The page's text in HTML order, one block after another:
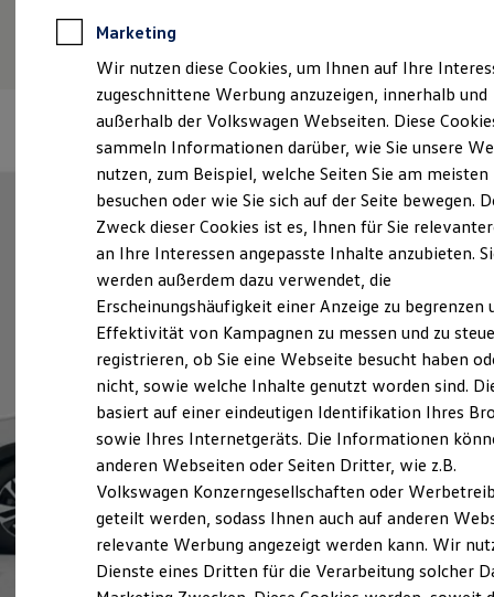
Anpfiff zum Gewinn
Elektroautos
ID. Tutorials
Elektrofahrzeugkonzepte
Reichweite
Reichweite der ID. Modelle
Reichweite im Winter
Laden
Laden unterwegs
Laden Zuhause
Ladezeitensimulator
Batterie
Sicherheit
Garantie und Lebensdauer
Nachhaltigkeit
Technologie
Kosten und Kauf
Verbrauchskosten
Kaufoptionen
E-Auto-Förderung
Software und Konnektivität
Die ID. Software 6
ID. Software Versionen und Updates
Digitale Extras
Schnittstellen zu Ihrem ID.
Marketing
Wir nutzen diese Cookies, um Ihnen auf Ihre
zugeschnittene Werbung anzuzeigen, innerhalb und
außerhalb der Volkswagen Webseiten. Diese
sammeln Informationen darüber, wie Sie unsere
nutzen, zum Beispiel, welche Seiten Sie am meisten
besuchen oder wie Sie sich auf der Seite bewegen.
Zweck dieser Cookies ist es, Ihnen für Sie
an Ihre Interessen angepasste Inhalte anzubieten.
werden außerdem dazu verwendet, die
Erscheinungshäufigkeit einer Anzeige zu begrenzen
Effektivität von Kampagnen zu messen und zu
registrieren, ob Sie eine Webseite besucht haben
nicht, sowie welche Inhalte genutzt worden sind.
basiert auf einer eindeutigen Identifikation Ihres
sowie Ihres Internetgeräts. Die Informationen
anderen Webseiten oder Seiten Dritter, wie z.B.
Volkswagen Konzerngesellschaften oder
geteilt werden, sodass Ihnen auch auf anderen
relevante Werbung angezeigt werden kann. Wir
Dienste eines Dritten für die Verarbeitung solcher